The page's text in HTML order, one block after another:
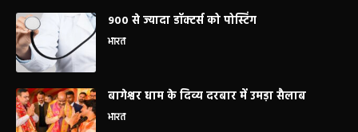
900 से ज्यादा डॉक्टर्स को पोस्टिंग
भारत
बागेश्वर धाम के दिव्य दरबार में उमड़ा सैलाब
भारत